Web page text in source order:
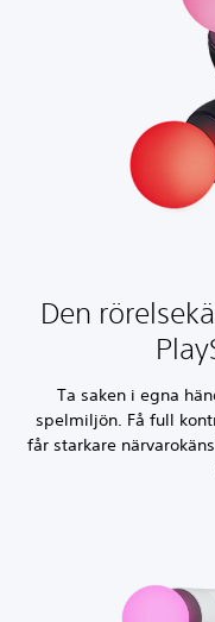
Den
Ta saken i egna
spelmiljön. Få full
får starkare